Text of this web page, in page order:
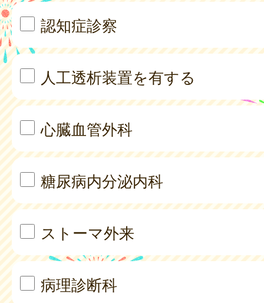
認知症診察
人工透析装置を有する
心臓血管外科
糖尿病内分泌内科
ストーマ外来
病理診断科